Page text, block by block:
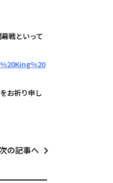
戦といって
お祈り申し
の記事へ